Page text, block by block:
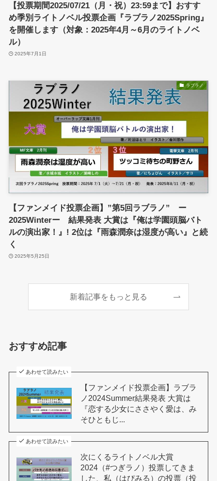
【投票期間2025/07/21（月・祝）23:59まで】おすす
め季別ライトノベル投票企画『ラブラノ2025Spring』
を開催します（対象：2025年4月～6月のライトノベ
ル）
2025年7月1日
ラブラノ
【ファンメイド投票企画】”第5回ラブラノ” ー
2025Winterー 結果発表 大賞は『俺は学園頭脳バト
ルの演出家！』! 2位は『雨森潤奈は湿度が高い』と続
く
2025年5月25日
新着記事をもっと見る
おすすめ記事
あわせて読みたい
【ファンメイド投票企画】ラブラ
ノ2024Summer結果発表 大賞は
『恋する少女にささやく愛は、み
そひともじ...
あわせて読みたい
次にくるライトノベル大賞
2024（#つぎラノ）投票してきま
した、私（はぴみる）の投票（投